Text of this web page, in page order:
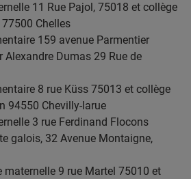
11 Rue Pajol, 75018 et collège
77500 Chelles
159 avenue Parmentier
Alexandre Dumas 29 Rue de
8 rue Küss 75013 et collège
94550 Chevilly-larue
3 rue Ferdinand Flocons
galois, 32 Avenue Montaigne,
maternelle 9 rue Martel 75010 et